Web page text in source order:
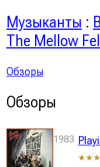
Музыканты :
The Mellow
Обзоры
Обзоры
1983